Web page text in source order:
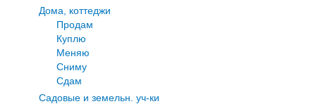
Дома, коттеджи
Продам
Куплю
Меняю
Сниму
Сдам
Садовые и земельн. уч-ки